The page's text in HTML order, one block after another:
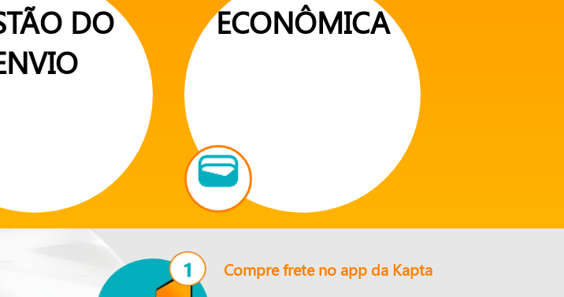
DO
ECONÔMICA
Compre frete no app da Kapta